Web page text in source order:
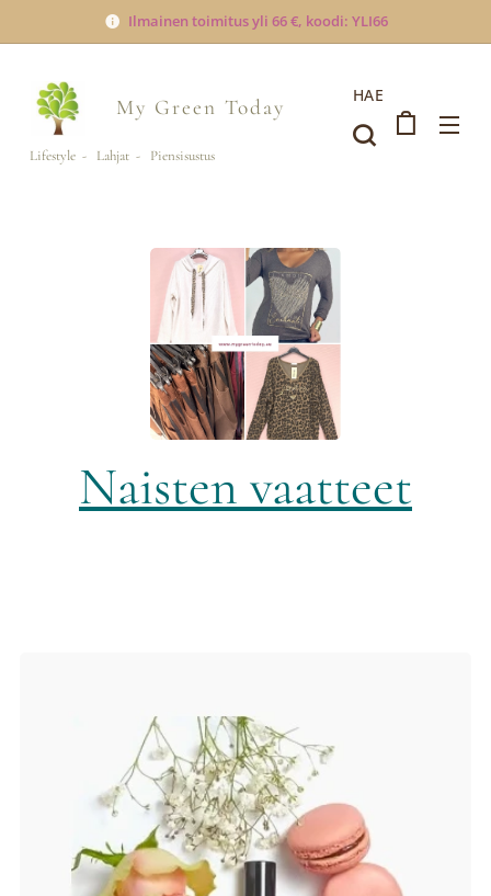
Ilmainen toimitus yli 66 €, koodi: YLI66
My Green Today
Lifestyle - Lahjat - Piensisustus
HAE
Naisten vaatteet